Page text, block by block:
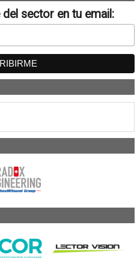
sector en tu email: